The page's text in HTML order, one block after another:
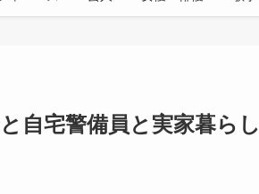
自宅警備員と実家暮らし